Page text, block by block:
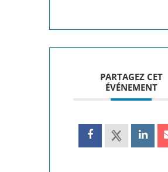
PARTAGEZ CET
ÉVÉNEMENT